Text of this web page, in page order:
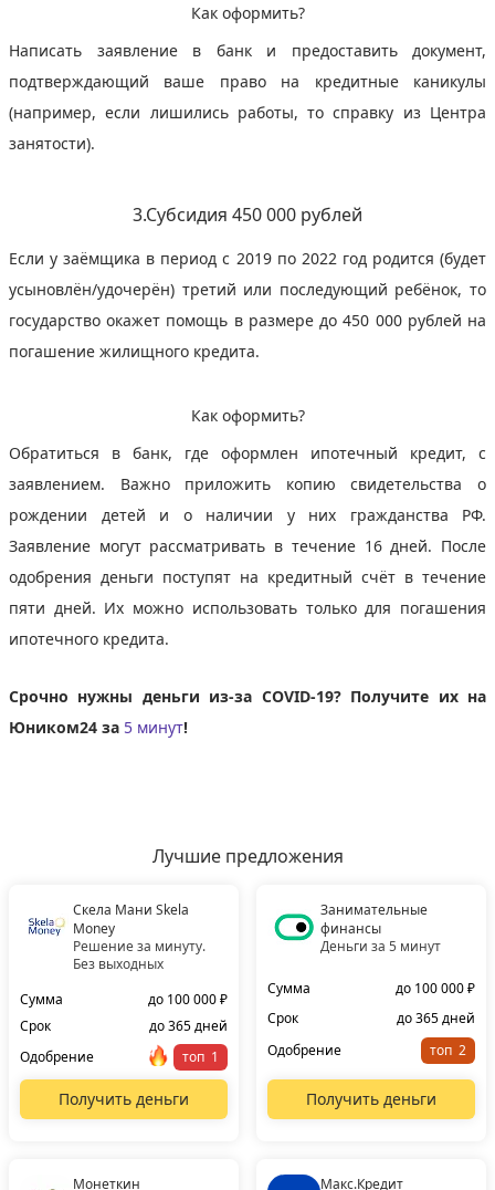
Как оформить?
Написать заявление в банк и предоставить документ,
подтверждающий ваше право на кредитные каникулы
(например, если лишились работы, то справку из Центра
занятости).
3.Субсидия 450 000 рублей
Если у заёмщика в период с 2019 по 2022 год родится (будет
усыновлён/удочерён) третий или последующий ребёнок, то
государство окажет помощь в размере до 450 000 рублей на
погашение жилищного кредита.
Как оформить?
Обратиться в банк, где оформлен ипотечный кредит, с
заявлением. Важно приложить копию свидетельства о
рождении детей и о наличии у них гражданства РФ.
Заявление могут рассматривать в течение 16 дней. После
одобрения деньги поступят на кредитный счёт в течение
пяти дней. Их можно использовать только для погашения
ипотечного кредита.
Срочно нужны деньги из-за COVID-19? Получите их на
Юником24 за 5 минут!
Лучшие предложения
Скела Мани Skela
Money
Решение за минуту.
Без выходных
Сумма
до 100 000 ₽
Срок
до 365 дней
Одобрение
топ
Получить деньги
Занимательные
финансы
Деньги за 5 минут
Сумма
до 100 000 ₽
Срок
до 365 дней
Одобрение
топ
Получить деньги
Монеткин Макс.Кредит